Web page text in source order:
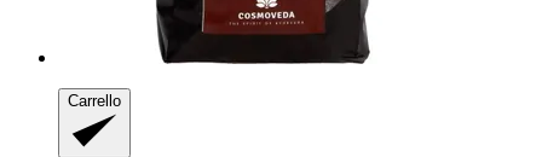
Carrello